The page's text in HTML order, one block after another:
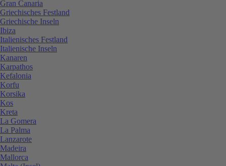
Gran Canaria
Griechisches Festland
Griechische Inseln
Ibiza
Italienisches Festland
Italienische Inseln
Kanaren
Karpathos
Kefalonia
Korfu
Korsika
Kos
Kreta
La Gomera
La Palma
Lanzarote
Madeira
Mallorca